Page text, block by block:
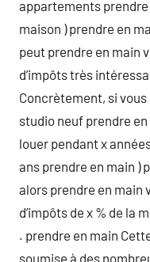
appartements prendre
maison ) prendre en
peut prendre en main
d’impôts très
Concrètement, si
studio neuf prendre
louer pendant x
ans prendre en main )
alors prendre en main
d’impôts de x % de la
. prendre en main
soumise à des